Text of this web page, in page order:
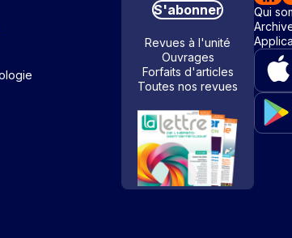
S'abonner
Revues à l'unité
Ouvrages
Forfaits d'articles
Toutes nos revues
Qui